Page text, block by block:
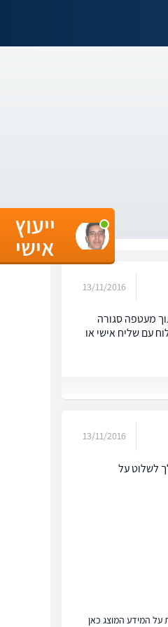
13/11/2016
מעטפה סגורה
עם שליח אישי או
13/11/2016
לשלוט על
על המידע המוצג כאן
ייעוץ
אישי